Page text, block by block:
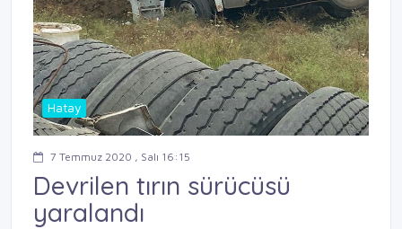
Hatay
7 Temmuz 2020 , Salı 16:15
Devrilen tırın sürücüsü
yaralandı